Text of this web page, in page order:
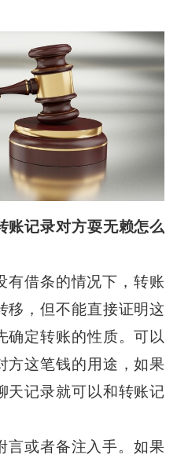
账记录对方耍无赖怎么
有借条的情况下，转账
移，但不能直接证明这
确定转账的性质。可以
方这笔钱的用途，如果
天记录就可以和转账记
言或者备注入手。如果